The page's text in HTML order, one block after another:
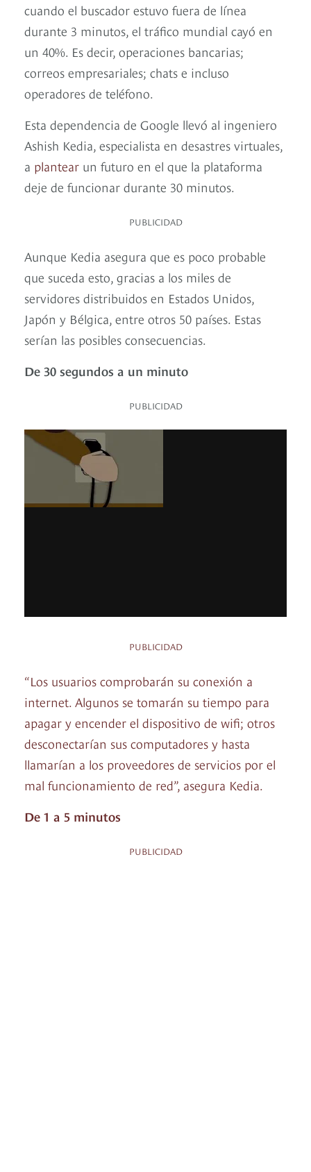
cuando el buscador estuvo fuera de línea
durante 3 minutos, el tráfico mundial cayó en
un 40%. Es decir, operaciones bancarias;
correos empresariales; chats e incluso
operadores de teléfono.
Esta dependencia de Google llevó al ingeniero
Ashish Kedia, especialista en desastres virtuales,
a plantear un futuro en el que la plataforma
deje de funcionar durante 30 minutos.
PUBLICIDAD
Aunque Kedia asegura que es poco probable
que suceda esto, gracias a los miles de
servidores distribuidos en Estados Unidos,
Japón y Bélgica, entre otros 50 países. Estas
serían las posibles consecuencias.
De 30 segundos a un minuto
PUBLICIDAD
PUBLICIDAD
“Los usuarios comprobarán su conexión a
internet. Algunos se tomarán su tiempo para
apagar y encender el dispositivo de wifi; otros
desconectarían sus computadores y hasta
llamarían a los proveedores de servicios por el
mal funcionamiento de red”, asegura Kedia.
De 1 a 5 minutos
PUBLICIDAD